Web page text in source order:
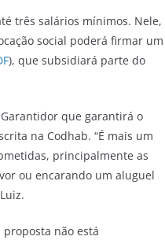
três salários mínimos. Nele,
social poderá firmar um
), que subsidiará parte do
que garantirá o
na Codhab. “É mais um
principalmente as
ou encarando um aluguel
não está